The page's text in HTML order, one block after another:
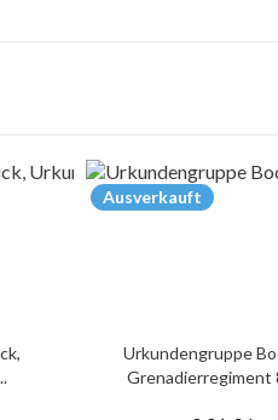
Ausverkauft
Urkundengruppe
Grenadierregiment